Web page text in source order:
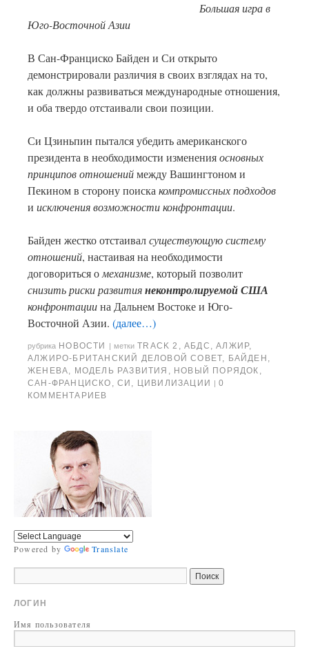
Большая игра в
Юго-Восточной Азии
В Сан-Франциско Байден и Си открыто
демонстрировали различия в своих взглядах на то,
как должны развиваться международные отношения,
и оба твердо отстаивали свои позиции.
Си Цзиньпин пытался убедить американского
президента в необходимости измененияосновных
принциповотношениймежду Вашингтоном и
Пекином в сторону поиска компромиссных подходов
и исключения возможности конфронтации.
Байден жестко отстаивалсуществующую систему
отношений, настаивая на необходимости
договориться о механизме, который позволит
снизить риски развитиянеконтролируемой США
конфронтациина Дальнем Востоке и Юго-
Восточной Азии. (далее…)
рубрика НОВОСТИ | метки TRACK 2 ,АБДС ,АЛЖИР,
АЛЖИРО-БРИТАНСКИЙ ДЕЛОВОЙ СОВЕТ, БАЙДЕН ,
ЖЕНЕВА, МОДЕЛЬ РАЗВИТИЯ , НОВЫЙ ПОРЯДОК ,
САН-ФРАНЦИСКО ,СИ , ЦИВИЛИЗАЦИИ | 0
КОММЕНТАРИЕВ
Powered by Translate
ЛОГИН
Имя пользователя